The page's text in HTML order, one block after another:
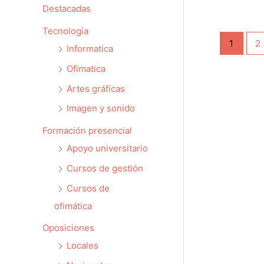
Destacadas
Tecnología
Informatica
Ofimatica
Artes gráficas
Imagen y sonido
Formación presencial
Apoyo universitario
Cursos de gestión
Cursos de
ofimática
Oposiciones
Locales
1 2